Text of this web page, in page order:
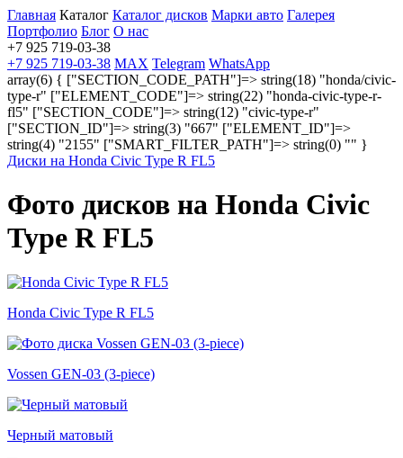
Главная Каталог Каталог дисков Марки авто Галерея
Портфолио Блог О нас
+7 925 719-03-38
+7 925 719-03-38 MAX Telegram WhatsApp
array(6) { ["SECTION_CODE_PATH"]=> string(18) "honda/civic-
type-r" ["ELEMENT_CODE"]=> string(22) "honda-civic-type-r-
fl5" ["SECTION_CODE"]=> string(12) "civic-type-r"
["SECTION_ID"]=> string(3) "667" ["ELEMENT_ID"]=>
string(4) "2155" ["SMART_FILTER_PATH"]=> string(0) "" }
Диски на Honda Civic Type R FL5
Фото дисков на Honda Civic
Type R FL5
Honda Civic Type R FL5
Vossen GEN-03 (3-piece)
Черный матовый